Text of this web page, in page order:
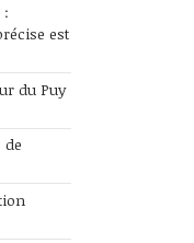
:
est
du Puy